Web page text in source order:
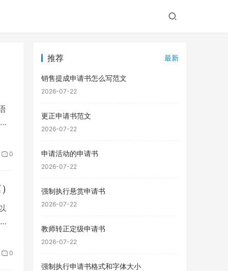
0
0
推荐 最新
销售提成申请书怎么写范文
2026-07-22
更正申请书范文
2026-07-22
申请活动的申请书
2026-07-22
强制执行悬赏申请书
2026-07-22
教师转正定级申请书
2026-07-22
强制执行申请书格式和字体大小